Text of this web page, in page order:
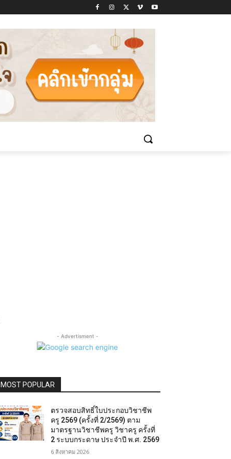
- Advertisment -
MOST POPULAR
ตรวจสอบสิทธิ์ใบประกอบวิชาชีพ
ครู 2569 (ครั้งที่ 2/2569) ตาม
มาตรฐานวิชาชีพครู วิชาครู ครั้งที่
2 ระบบกระดาษ ประจำปี พ.ศ. 2569
6 สิงหาคม 2026